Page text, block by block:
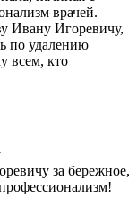
врачей.
Ивану Игоревичу,
по удалению
всем, кто
за бережное,